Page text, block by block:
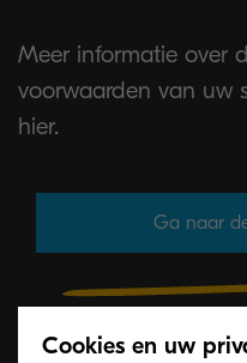
Meer informatie over
voorwaarden van uw
hier.
Ga naar
Cookies en uw